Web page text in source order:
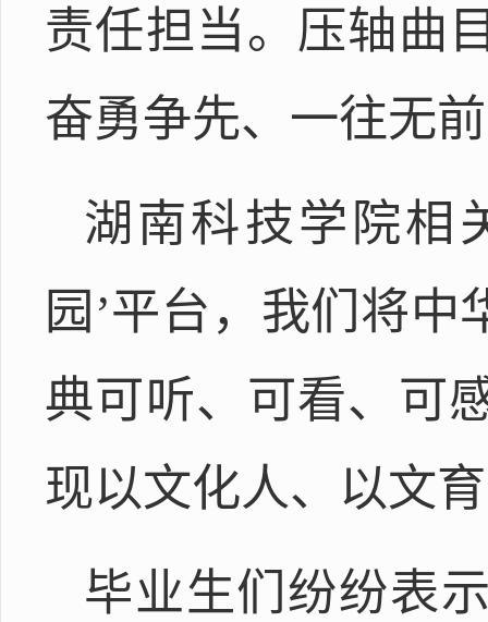
责任担当。压轴曲
奋勇争先、一往无
湖南科技学院相
园’平台，我们将
典可听、可看、可
现以文化人、以文
毕业生们纷纷表